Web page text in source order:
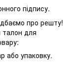
підпису.
про решту!
талон для
або упаковку.